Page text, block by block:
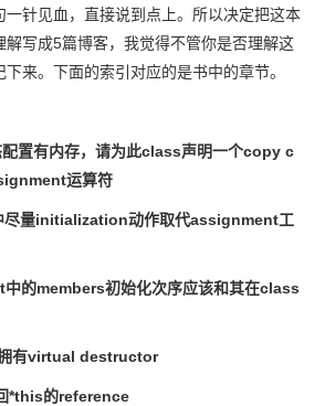
一针见血，直接说到点上。所以决定把这本
解写成5篇博客，我觉得不管你是否理解这
来。下面的索引对应的是书中的章节。
置有内存，请为此class声明一个copy c
运算符
量initialization动作取代assignment工
的members初始化次序应该和其在class
有virtual destructor
*this的reference